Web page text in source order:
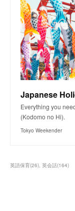
Everything you
(Kodomo no Hi).
Tokyo Weekender
英語保育(26) 英会話(164)